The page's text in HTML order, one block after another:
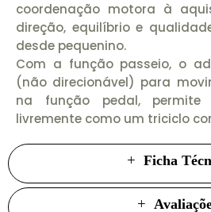
coordenação motora à
direção, equilíbrio e
desde pequenino.
Com a função passeio, o
(não direcionável) para
na função pedal,
livremente como um triciclo
Ficha